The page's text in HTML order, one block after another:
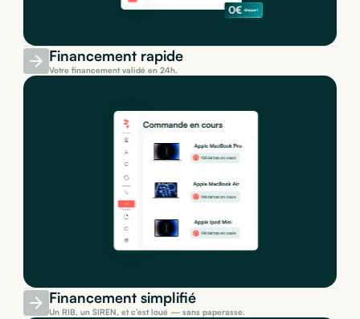
Financement rapide
Votre financement validé en 24h.
Financement simplifié
Un RIB, un SIREN, et c’est loué — sans paperasse.